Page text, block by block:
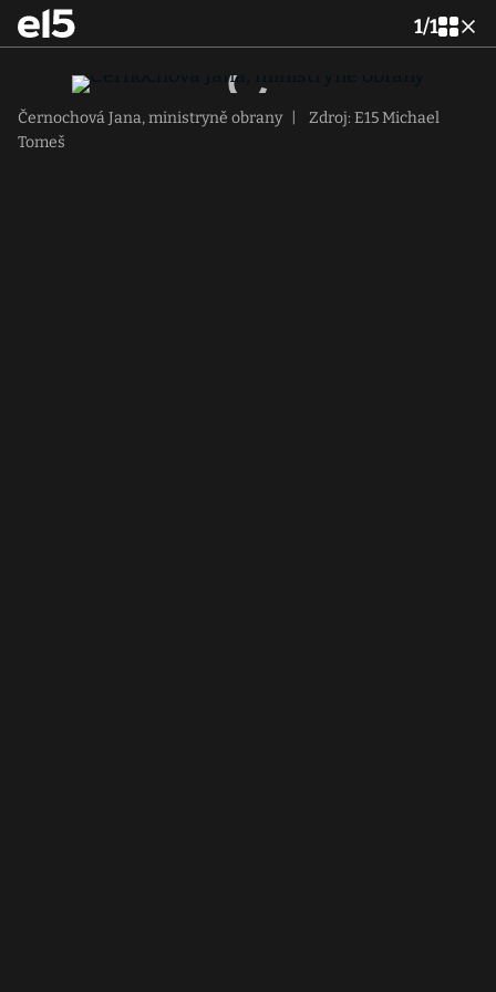
1/1
Černochová Jana, ministryně obrany
Zdroj: E15 Michael
Tomeš